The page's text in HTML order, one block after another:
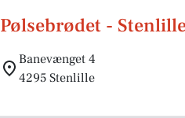
Pølsebrødet -
Banevænget 4
4295 Stenlille